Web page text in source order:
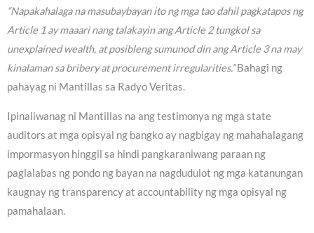
“Napakahalaga na masubaybayan ito ng mga tao dahil pagkatapos ng
Article 1 ay maaari nang talakayin ang Article 2 tungkol sa
unexplained wealth, at posibleng sumunod din ang Article 3 na may
kinalaman sa bribery at procurement irregularities.”Bahagi ng
pahayag ni Mantillas sa Radyo Veritas.
Ipinaliwanag ni Mantillas na ang testimonya ng mga state
auditors at mga opisyal ng bangko ay nagbigay ng mahahalagang
impormasyon hinggil sa hindi pangkaraniwang paraan ng
paglalabas ng pondo ng bayan na nagdudulot ng mga katanungan
kaugnay ng transparency at accountability ng mga opisyal ng
pamahalaan.